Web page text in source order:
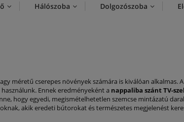
Hálószoba Dolgozószoba
méretű cserepes növények számára is kiválóan alkalmas.
Ennek eredményeként a nappaliba szánt TV-
hogy egyedi, megismételhetetlen szemcse mintázatú
akik eredeti bútorokat és természetes megjelenést